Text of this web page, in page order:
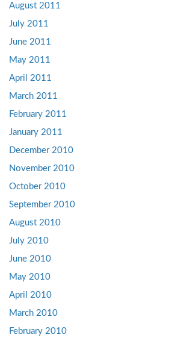
August 2011
July 2011
June 2011
May 2011
April 2011
March 2011
February 2011
January 2011
December 2010
November 2010
October 2010
September 2010
August 2010
July 2010
June 2010
May 2010
April 2010
March 2010
February 2010